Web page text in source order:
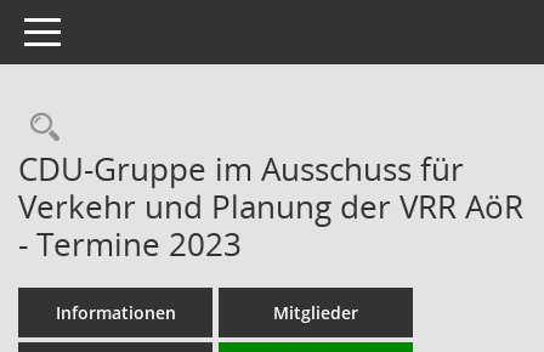
Toggle navigation
Rechercheauswahl
CDU-Gruppe im Ausschuss für
Verkehr und Planung der VRR AöR
- Termine 2023
Informationen Mitglieder